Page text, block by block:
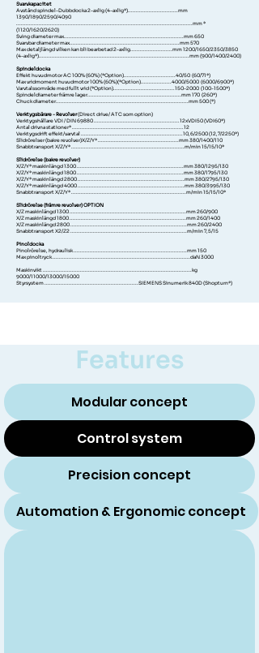
Svarvkapacitet
Avstånd spindel-Dubbdocka 2-axlig (4-axlig*)...............................mm
1390/1890/2590/4090
.............................................................................................................mm *
(1120/1620/2620)
Sving diameter max..........................................................................mm 650
Svarvbar diameter max....................................................................mm 570
Max detaljlängd vilken kan bli bearbetad 2-axlig..........................mm 1200/1650/2350/3850
(4-axlig*).............................................................................................mm (900/1400/2400)
Spindeldocka
Effekt huvudmotor AC 100% (60%) (*Option)................................40/50 (60/71*)
Max vridmoment huvudmotor 100% (60%)(*Option)...................4000/5000 (6000/6900*)
Varvtalssområde med fullt vrid (*Option)......................................150-2000 (100-1500*)
Spindeldiameter främre lager..........................................................mm 170 (260*)
Chuck diameter..................................................................................mm 500 (*)
Verktygsbärare - Revolver(Direct drive/ ATC som option)
Verktygshållare VDI / DIN 69880 .....................................................12xVDI50 (VDI60*)
Antal drivna stationer* .....................................................................12
Verktygsdrift effekt/varvtal ...............................................................10,6/2500 (12,7/2250*)
Slidrörelser (bakre revolver)X/Z/Y* ..................................................mm 380/1400/110
Snabbtransport X/Z/Y* ......................................................................m/min 15/15/10*
Slidrörelse (bakre revolver)
X/Z/Y* maskinlängd 1300 ..................................................................mm 380/1295/130
X/Z/Y* maskinlängd 1800 ..................................................................mm 380/1795/130
X/Z/Y* maskinlängd 2800 ..................................................................mm 380/2795/130
X/Z/Y* maskinlängd 4000 ..................................................................mm 380/3995/130
Snabbtransport X/Z/Y* .......................................................................m/min 15/15/10*
Slidrörelse (främre revolver) OPTION
X/Z maskinlängd 1300 ........................................................................mm 260/900
X/Z maskinlängd 1800 ........................................................................mm 260/1400
X/Z maskinlängd 2800 ........................................................................mm 260/2400
Snabbtransport X2/Z2 ........................................................................m/min 7,5/15
Pinoldocka
Pinolrörelse, hydraulisk ......................................................................mm 150
Max pinoltryck .....................................................................................daN 3000
Maskinvikt ............................................................................................kg
9000/11000/13000/15000
Styrsystem ..........................................................SIEMENS Sinumerik 840D (Shopturn*)
Features
Modular concept
Control system
Precision concept
Automation & Ergonomic concept